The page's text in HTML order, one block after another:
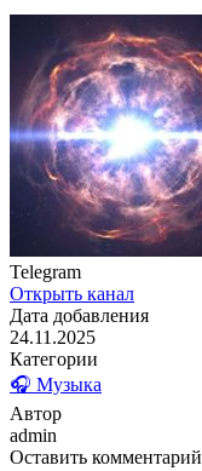
Telegram
Открыть канал
Дата добавления
24.11.2025
Категории
🎧 Музыка
Автор
admin
Оставить комментарий